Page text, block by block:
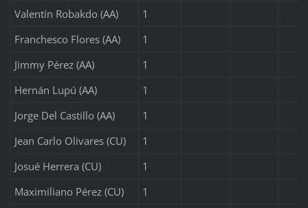
Valentín Robakdo (AA)
1
Franchesco Flores (AA)
1
Jimmy Pérez (AA)
1
Hernán Lupú (AA)
1
Jorge Del Castillo (AA)
1
Jean Carlo Olivares (CU)
1
Josué Herrera (CU)
1
Maximiliano Pérez (CU)
1